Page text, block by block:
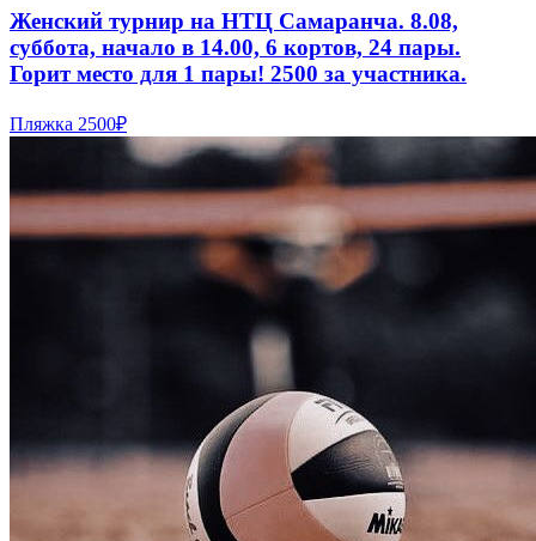
Женский турнир на НТЦ Самаранча. 8.08,
суббота, начало в 14.00, 6 кортов, 24 пары.
Горит место для 1 пары! 2500 за участника.
Пляжка 2500₽